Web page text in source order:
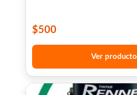
$500
Ver producto